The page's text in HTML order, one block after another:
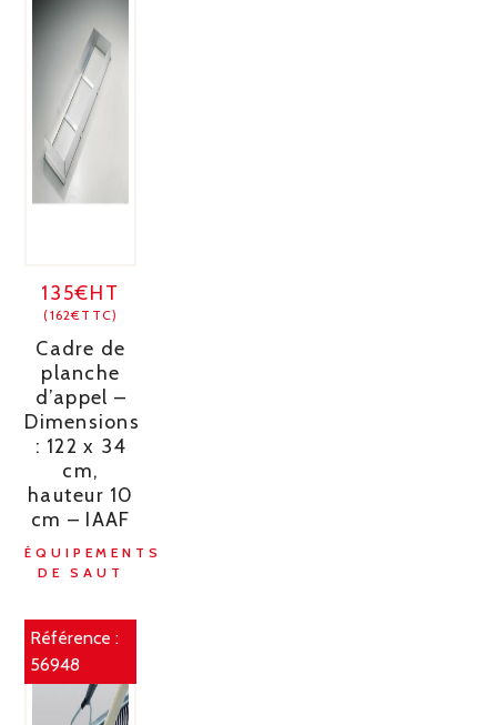
135€HT
(162€TTC)
Cadre de
planche
d’appel –
Dimensions
: 122 x 34
cm,
hauteur 10
cm – IAAF
ÉQUIPEMENTS
DE SAUT
Référence :
56948